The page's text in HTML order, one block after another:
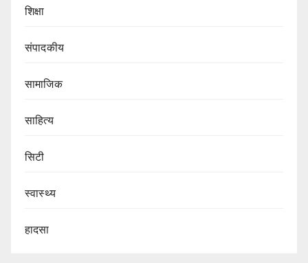
शिक्षा
संपादकीय
सामाजिक
साहित्य
सिटी
स्वास्थ्य
हादसा